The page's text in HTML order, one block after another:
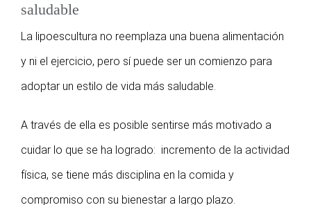
saludable
La lipoescultura no reemplaza una buena alimentación
y ni el ejercicio, pero sí puede ser un comienzo para
adoptar un estilo de vida más saludable.
A través de ella es posible sentirse más motivado a
cuidar lo que se ha logrado: incremento de la actividad
física, se tiene más disciplina en la comida y
compromiso con su bienestar a largo plazo.